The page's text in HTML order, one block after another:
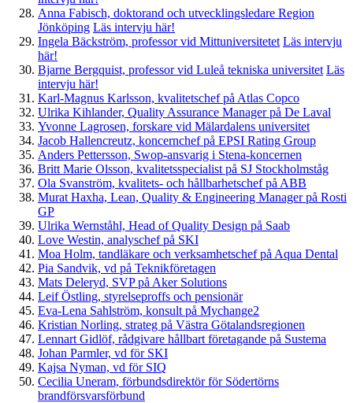
Anna Fabisch, doktorand och utvecklingsledare Region
Jönköping Läs intervju här!
Ingela Bäckström, professor vid Mittuniversitetet Läs intervju
här!
Bjarne Bergquist, professor vid Luleå tekniska universitet Läs
intervju här!
Karl-Magnus Karlsson, kvalitetschef på Atlas Copco
Ulrika Kihlander, Quality Assurance Manager på De Laval
Yvonne Lagrosen, forskare vid Mälardalens universitet
Jacob Hallencreutz, koncernchef på EPSI Rating Group
Anders Pettersson, Swop-ansvarig i Stena-koncernen
Britt Marie Olsson, kvalitetsspecialist på SJ Stockholmståg
Ola Svanström, kvalitets- och hållbarhetschef på ABB
Murat Haxha, Lean, Quality & Engineering Manager på Rosti
GP
Ulrika Wernståhl, Head of Quality Design på Saab
Love Westin, analyschef på SKI
Moa Holm, tandläkare och verksamhetschef på Aqua Dental
Pia Sandvik, vd på Teknikföretagen
Mats Deleryd, SVP på Aker Solutions
Leif Östling, styrelseproffs och pensionär
Eva-Lena Sahlström, konsult på Mychange2
Kristian Norling, strateg på Västra Götalandsregionen
Lennart Gidlöf, rådgivare hållbart företagande på Sustema
Johan Parmler, vd för SKI
Kajsa Nyman, vd för SIQ
Cecilia Uneram, förbundsdirektör för Södertörns
brandförsvarsförbund